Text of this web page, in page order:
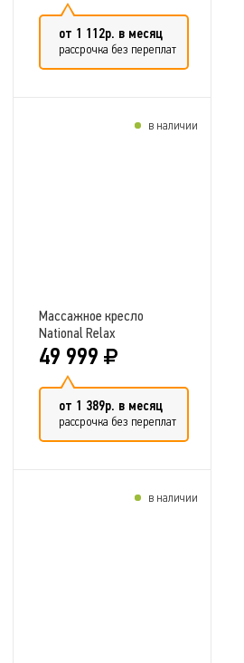
от 1 112р. в месяц
рассрочка без переплат
Массажное кресло
National Relax
49 999
от 1 389р. в месяц
рассрочка без переплат
в наличии
в наличии